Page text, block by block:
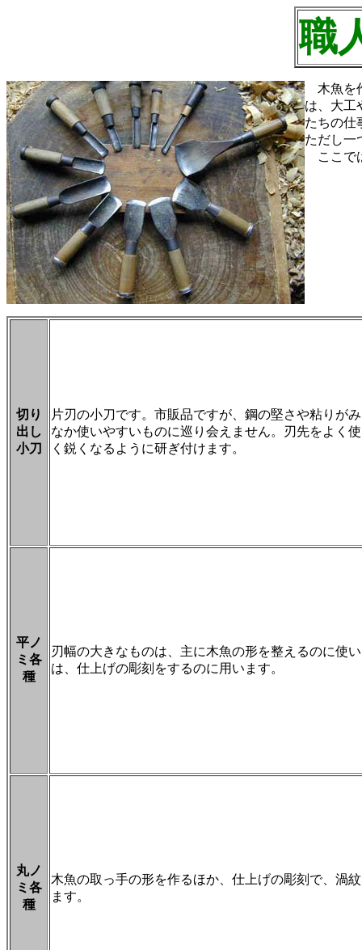
職
木魚を
は、大工
たちの仕
ただし一
ここで
切り
出し
小刀
片刃の小刀です。市販品ですが、鋼の堅さや粘りが
なか使いやすいものに巡り会えません。刃先をよく
く鋭くなるように研ぎ付けます。
平ノ
ミ各
種
刃幅の大きなものは、主に木魚の形を整えるのに使
は、仕上げの彫刻をするのに用います。
丸ノ
ミ各
種
木魚の取っ手の形を作るほか、仕上げの彫刻で、渦
ます。